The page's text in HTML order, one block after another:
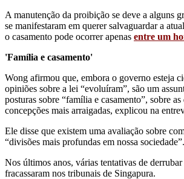
A manutenção da proibição se deve a alguns
se manifestaram em querer salvaguardar a
o casamento pode ocorrer apenas entre um
'Família e casamento'
Wong afirmou que, embora o governo esteja
opiniões sobre a lei “evoluíram”, são um
posturas sobre “família e casamento”, sobre as
concepções mais arraigadas, explicou na
Ele disse que existem uma avaliação sobre
“divisões mais profundas em nossa sociedade”.
Nos últimos anos, várias tentativas de
fracassaram nos tribunais de Singapura.